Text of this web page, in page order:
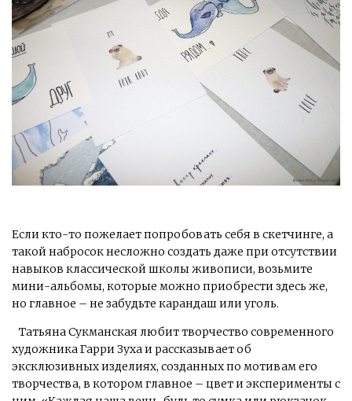
Если кто-то пожелает попробовать себя в скетчинге, а
такой набросок несложно создать даже при отсутствии
навыков классической школы живописи, возьмите
мини-альбомы, которые можно приобрести здесь же,
но главное – не забудьте карандаш или уголь.
Татьяна Сукманская любит творчество современного
художника Гарри Зуха и рассказывает об
эксклюзивных изделиях, созданных по мотивам его
творчества, в котором главное – цвет и эксперименты с